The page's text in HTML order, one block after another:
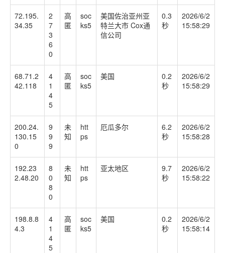
72.195.
34.35
2
7
3
6
0
高
匿
soc
ks5
美国佐治亚州亚
特兰大市 Cox通
信公司
0.3
秒
2026/6/2
15:58:29
68.71.2
42.118
4
1
4
5
高
匿
soc
ks5
美国
0.2
秒
2026/6/2
15:58:29
200.24.
130.15
0
9
9
9
未
知
htt
ps
厄瓜多尔
6.2
秒
2026/6/2
15:58:28
192.23
2.48.20
8
0
8
0
未
知
htt
ps
亚太地区
9.7
秒
2026/6/2
15:58:22
198.8.8
4.3
4
1
4
5
高
匿
soc
ks5
美国
0.2
秒
2026/6/2
15:58:14